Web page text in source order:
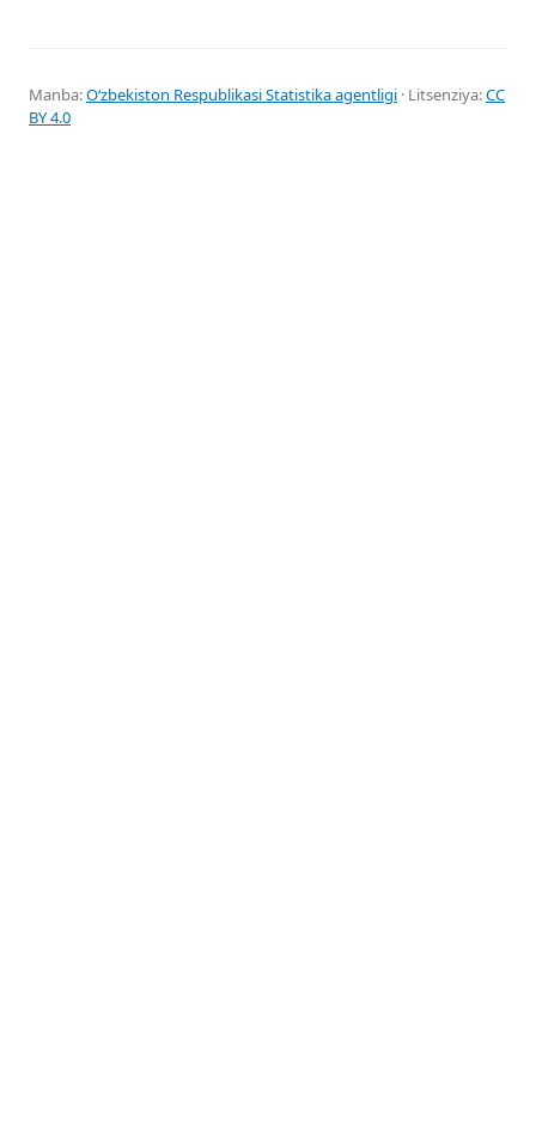
Manba:Oʻzbekiston Respublikasi Statistika agentligi · Litsenziya:CC
BY 4.0